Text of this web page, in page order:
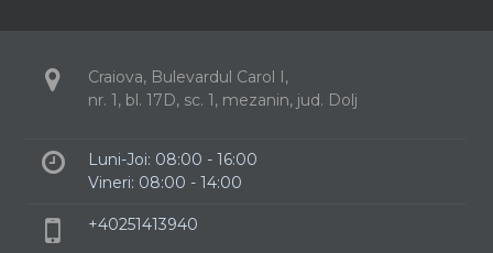
Craiova, Bulevardul Carol I,
nr. 1, bl. 17D, sc. 1, mezanin, jud. Dolj
Luni-Joi: 08:00 - 16:00
Vineri: 08:00 - 14:00
+40251413940